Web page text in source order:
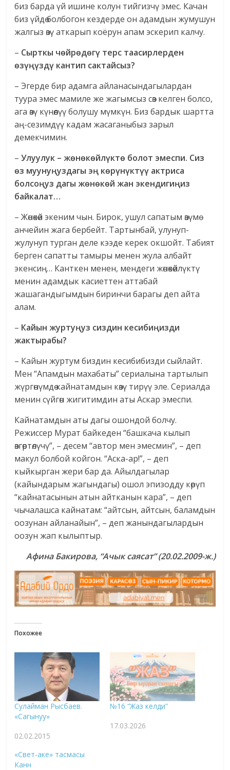
биз барда үй ишине колун тийгизчү эмес. Качан
биз үйдө болбогон кездерде он адамдын жумушун
жалгыз өзү аткарып коёрун апам эскерип калчу.
– Сырткы чөйрөдөгү терс таасирлерден
өзүңүздү кантип сактайсыз?
– Эгерде бир адамга айланасындагылардан
туура эмес мамиле же жагымсыз сөз келген болсо,
ага өзү күнөөлүү болушу мүмкүн. Биз бардык шартта
аң-сезимдүү кадам жасаганыбыз зарыл
демекчимин.
–Улуулук – жөнөкөйлүктө болот эмеспи. Сиз
өз муунуңуздагы эң көрүнүктүү актриса
болсоңуз дагы жөнөкөй жан экендигиңиз
байкалат…
– Жөнөкөй экеним чын. Бирок, ушул сапатым өзүмө
анчейин жага бербейт. Тартынбай, улунуп-
жулунуп турган деле кээде керек окшойт. Табият
берген сапатты тамыры менен жула албайт
экенсиң… Канткен менен, мендеги жөнөкөйлүктү
менин адамдык касиеттен аттабай
жашагандыгымдын биринчи барагы деп айта
алам.
– Кайын журтуңуз сиздин кесибиңизди
жактырабы?
– Кайын журтум биздин кесибибизди сыйлайт.
Мен “Апамдын махабаты” сериалына тартылып
жүргөнүмдө кайнатамдын көзү тирүү эле. Сериалда
менин сүйгөн жигитимдин аты Аскар эмеспи.
Кайнатамдын аты дагы ошондой болчу.
Режиссер Мурат байкеден “башкача кылып
өзгөртөлүчү”, – десем “автор мен эмесмин”, – деп
макул болбой койгон. “Аска-ар!”, – деп
кыйкырган жери бар да. Айылдагылар
(кайындарым жагындагы) ошол эпизодду көрүп
“кайнатасынын атын айтканын кара”, – деп
чычалашса кайнатам: “айтсын, айтсын, баламдын
оозунан айланайын”, – деп жанындагылардын
оозун жап кылыптыр.
Афина Бакирова, “Ачык саясат” (20.02.2009-ж.)
Похожее
Сулайман Рысбаев.
«Сагынуу»
02.02.2015
№16 “Жаз келди”
17.03.2026
«Свет-аке» тасмасы
Канн